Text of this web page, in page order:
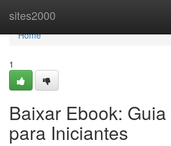
sites2000
Home
Home
1
Baixar Ebook:
para Iniciantes